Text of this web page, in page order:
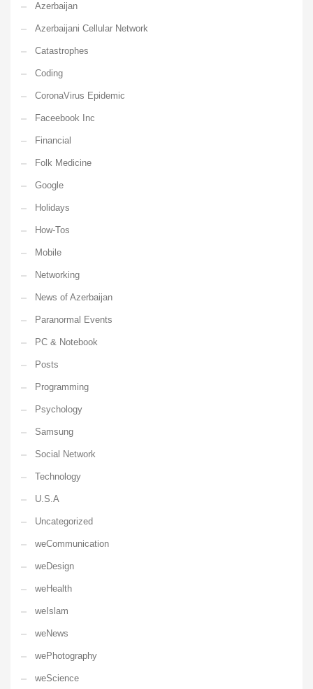
Azerbaijan
Azerbaijani Cellular Network
Catastrophes
Coding
CoronaVirus Epidemic
Faceebook Inc
Financial
Folk Medicine
Google
Holidays
How-Tos
Mobile
Networking
News of Azerbaijan
Paranormal Events
PC & Notebook
Posts
Programming
Psychology
Samsung
Social Network
Technology
U.S.A
Uncategorized
weCommunication
weDesign
weHealth
weIslam
weNews
wePhotography
weScience